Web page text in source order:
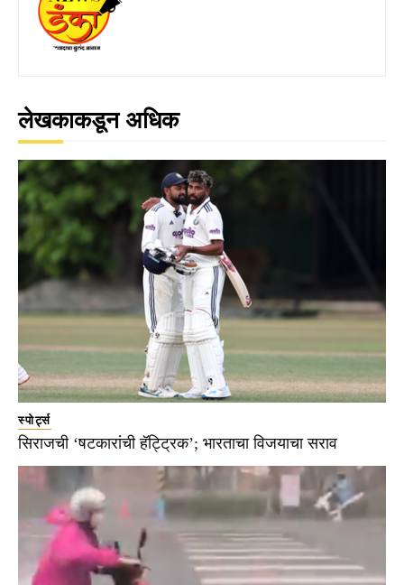
लेखकाकडून अधिक
स्पोर्ट्स
सिराजची ‘षटकारांची हॅट्ट्रिक’; भारताचा विजयाचा सराव